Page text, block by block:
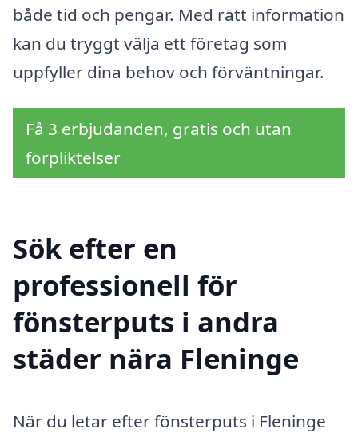
både tid och pengar. Med rätt information
kan du tryggt välja ett företag som
uppfyller dina behov och förväntningar.
Få 3 erbjudanden, gratis och utan
förpliktelser
Sök efter en
professionell för
fönsterputs i andra
städer nära Fleninge
När du letar efter fönsterputs i Fleninge